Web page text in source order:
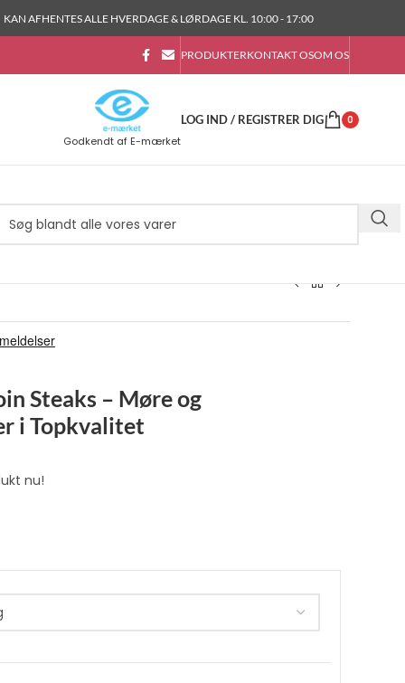
KAN AFHENTES ALLE HVERDAGE & LØRDAGE KL. 10:00 - 17:00
PRODUKTERKONTAKT OSOM OS
Godkendt af E-mærket
LOG IND / REGISTRER DIG 0
Steaks – Møre og
i Topkvalitet
nu!